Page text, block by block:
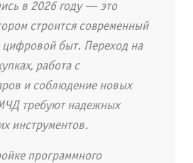
в 2026 году — это
строится современный
цифровой быт. Переход на
работа с
и соблюдение новых
требуют надежных
инструментов.
программного